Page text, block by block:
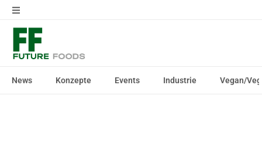
News Konzepte Events Industrie Vegan/